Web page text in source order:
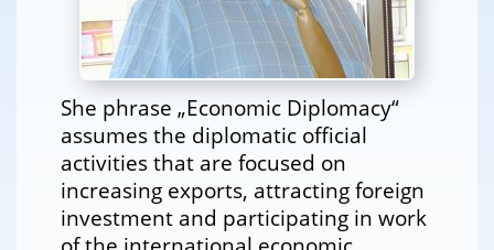
She phrase „Economic Diplomacy“
assumes the diplomatic official
activities that are focused on
increasing exports, attracting foreign
investment and participating in work